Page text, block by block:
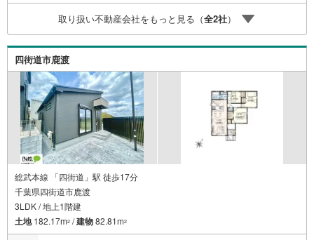
取り扱い不動産会社をもっと見る（全2社）
四街道市鹿渡
総武本線 「四街道」駅 徒歩17分
千葉県四街道市鹿渡
3LDK / 地上1階建
土地182.17m2 /建物82.81m2